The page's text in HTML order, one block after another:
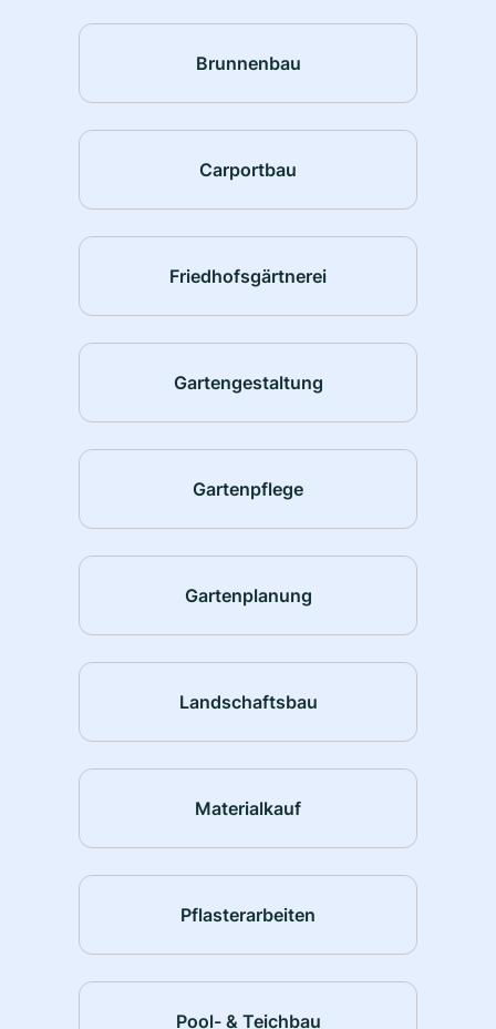
Brunnenbau
Carportbau
Friedhofsgärtnerei
Gartengestaltung
Gartenpflege
Gartenplanung
Landschaftsbau
Materialkauf
Pflasterarbeiten
Pool- & Teichbau